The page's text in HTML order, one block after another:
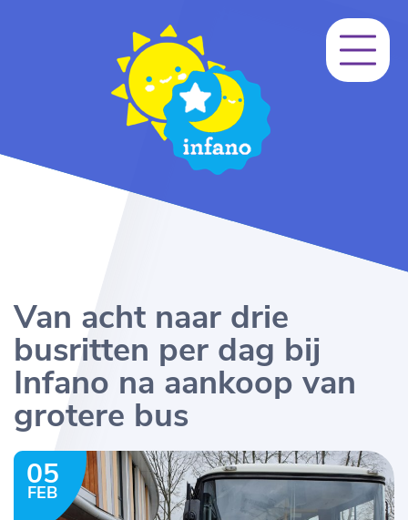
Van acht naar drie
busritten per dag bij
Infano na aankoop van
grotere bus
05
FEB